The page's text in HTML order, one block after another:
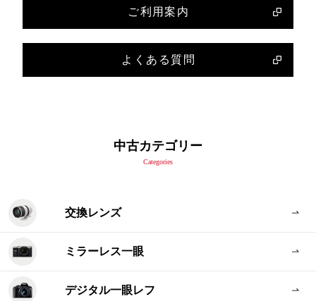
ご利用案内
よくある質問
中古カテゴリー
Categories
交換レンズ
ミラーレス一眼
デジタル一眼レフ